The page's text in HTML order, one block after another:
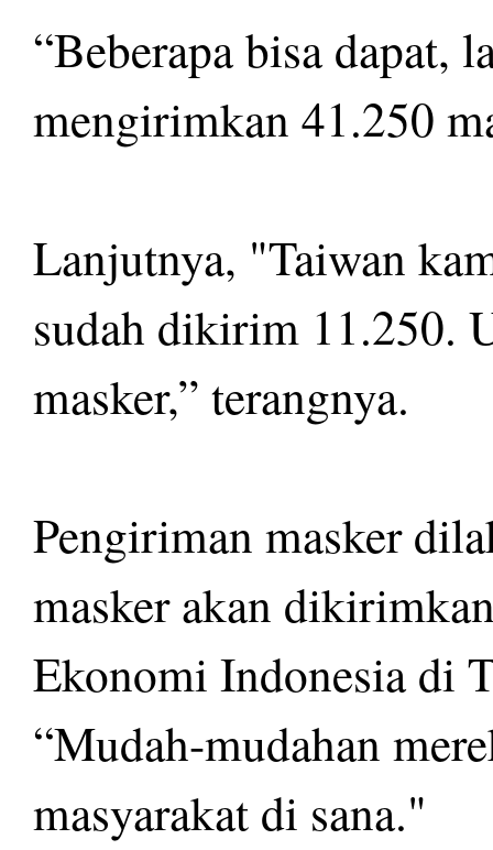
“Beberapa bisa
mengirimkan 41.250
Lanjutnya, "Taiwan
sudah dikirim 11.250.
masker,” terangnya.
Pengiriman masker
masker akan
Ekonomi Indonesia di
“Mudah-mudahan
masyarakat di sana."